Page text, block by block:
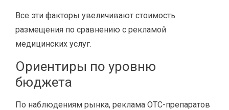
Все эти факторы увеличивают стоимость
размещения по сравнению с рекламой
медицинских услуг.
Ориентиры по уровню
бюджета
По наблюдениям рынка, реклама OTC-препаратов